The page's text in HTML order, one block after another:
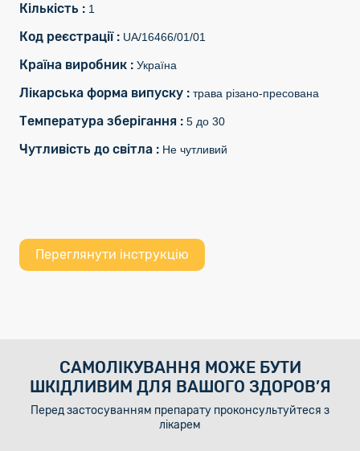
Кількість : 1
Код реєстрації : UA/16466/01/01
Країна виробник : Україна
Лікарська форма випуску : трава різано-пресована
Температура зберігання : 5 до 30
Чутливість до світла : Не чутливий
Переглянути інструкцію
САМОЛІКУВАННЯ МОЖЕ БУТИ
ШКІДЛИВИМ ДЛЯ ВАШОГО ЗДОРОВ’Я
Перед застосуванням препарату проконсультуйтеся з
лікарем